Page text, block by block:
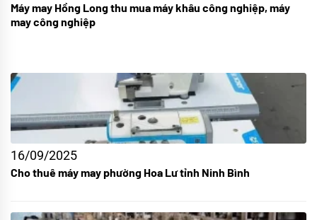
Máy may Hồng Long thu mua máy khâu công nghiệp, máy
may công nghiệp
16/09/2025
Cho thuê máy may phường Hoa Lư tỉnh Ninh Bình